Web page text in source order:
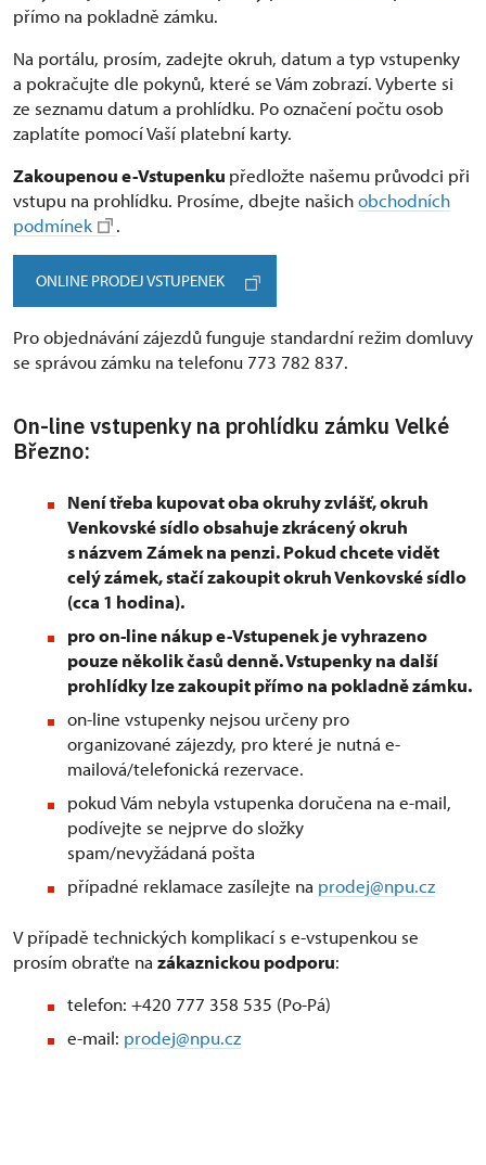
přímo na pokladně zámku.
Na portálu, prosím, zadejte okruh, datum a typ vstupenky
a pokračujte dle pokynů, které se Vám zobrazí. Vyberte si
ze seznamu datum a prohlídku. Po označení počtu osob
zaplatíte pomocí Vaší platební karty.
Zakoupenou e-Vstupenku předložte našemu průvodci při
vstupu na prohlídku. Prosíme, dbejte našichobchodních
podmínek
.
ONLINE PRODEJ VSTUPENEK
Pro objednávání zájezdů funguje standardní režim domluvy
se správou zámku na telefonu 773 782 837.
On-line vstupenky na prohlídku zámku Velké
Březno:
Není třeba kupovat oba okruhy zvlášť, okruh
Venkovské sídlo obsahuje zkrácený okruh
s názvem Zámek na penzi. Pokud chcete vidět
celý zámek, stačí zakoupit okruh Venkovské sídlo
(cca 1 hodina).
pro on-line nákup e-Vstupenek je vyhrazeno
pouze několik časů denně. Vstupenky na další
prohlídky lze zakoupit přímo na pokladně zámku.
on-line vstupenky nejsou určeny pro
organizované zájezdy, pro které je nutná e-
mailová/telefonická rezervace.
pokud Vám nebyla vstupenka doručena na e-mail,
podívejte se nejprve do složky
spam/nevyžádaná pošta
případné reklamace zasílejte na prodej@npu.cz
V případě technických komplikací s e-vstupenkou se
prosím obraťte na zákaznickou podporu:
telefon: +420 777 358 535 (Po-Pá)
e-mail: prodej@npu.cz